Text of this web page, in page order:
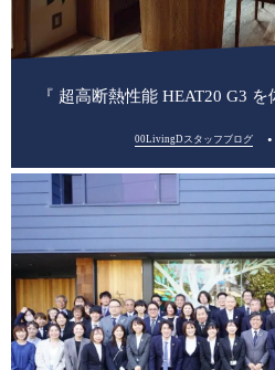
『 超高断熱性能 HEAT20 G3
00LivingDスタッフブログ